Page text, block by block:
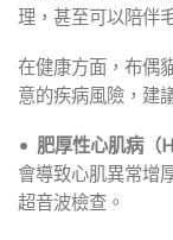
理，甚至可以陪伴
在健康方面，布偶
意的疾病風險，建
• 肥厚性心肌病（
會導致心肌異常增
超音波檢查。